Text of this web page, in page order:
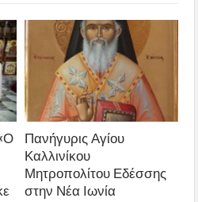
Πανήγυρις Αγίου
Καλλινίκου
Μητροπολίτου Εδέσσης
στην Νέα Ιωνία